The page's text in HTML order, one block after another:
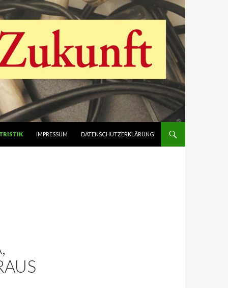
IMPRESSUM DATENSCHUTZERKLÄRUNG